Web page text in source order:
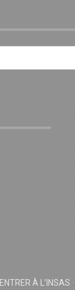
ENTRER À L’INSAS